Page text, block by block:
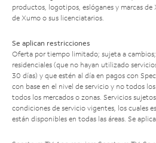
productos, logotipos, eslóganes y marcas de
de Xumo o sus licenciatarios.
Se aplican restricciones
Oferta por tiempo limitado; sujeta a
residenciales (que no hayan utilizado
30 días) y que estén al día en pagos con
con base en el nivel de servicio y no todos
todos los mercados o zonas. Servicios
condiciones de servicio vigentes, los cuales
están disponibles en todas las áreas. Se